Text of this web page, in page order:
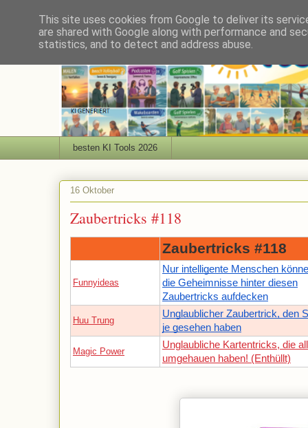
besten KI Tools 2026
16 Oktober
Zaubertricks #118
Zaubertricks #118
Funnyideas
Nur intelligente Menschen
die Geheimnisse hinter diesen
Zaubertricks aufdecken
Huu Trung
Unglaublicher Zaubertrick, den
je gesehen haben
Magic Power
Unglaubliche Kartentricks, die
umgehauen haben! (Enthüllt)
This site uses cookies from Google to deliver its
are shared with Google along with performance and
statistics, and to detect and address abuse.